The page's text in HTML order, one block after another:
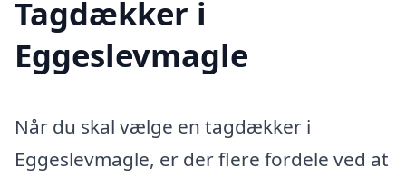
Tagdækker i
Eggeslevmagle
Når du skal vælge en tagdækker i
Eggeslevmagle, er der flere fordele ved at